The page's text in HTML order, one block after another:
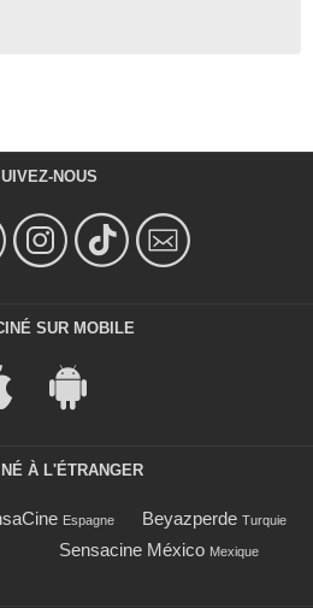
NOUS
SUR MOBILE
À L'ÉTRANGER
Espagne Beyazperde Turquie
Sensacine México Mexique